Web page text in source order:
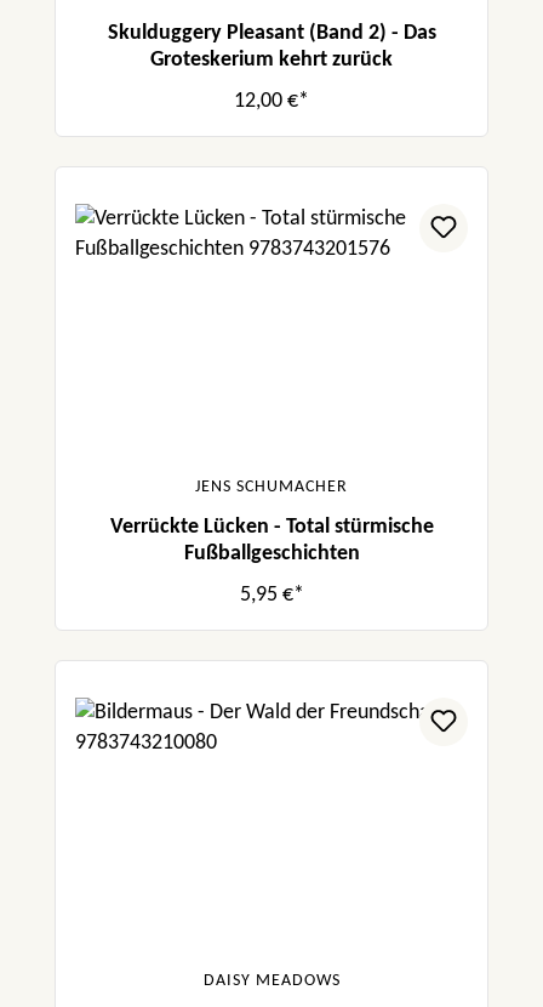
Skulduggery Pleasant (Band 2) - Das
Groteskerium kehrt zurück
12,00 €*
JENS SCHUMACHER
Verrückte Lücken - Total stürmische
Fußballgeschichten
5,95 €*
DAISY MEADOWS